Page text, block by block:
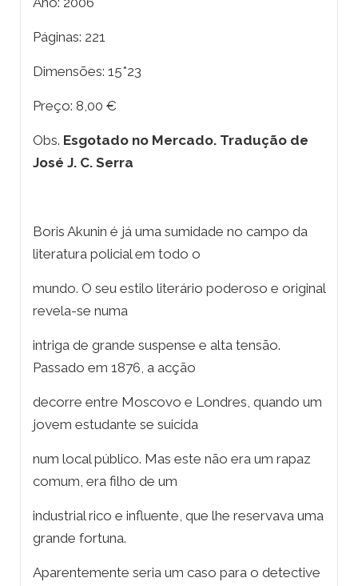
Páginas: 221
Dimensões: 15*23
Preço: 8,00 €
Obs. Esgotado no Mercado. Tradução de
José J. C. Serra
Boris Akunin é já uma sumidade no campo da
literatura policial em todo o
mundo. O seu estilo literário poderoso e original
revela-se numa
intriga de grande suspense e alta tensão.
Passado em 1876, a acção
decorre entre Moscovo e Londres, quando um
jovem estudante se suicida
num local público. Mas este não era um rapaz
comum, era filho de um
industrial rico e influente, que lhe reservava uma
grande fortuna.
Aparentemente seria um caso para o detective